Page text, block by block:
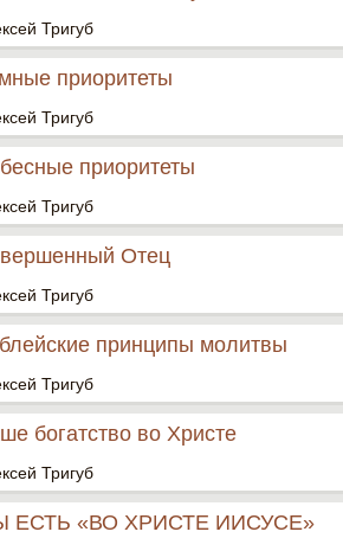
Тригуб
приоритеты
Тригуб
приоритеты
Тригуб
Отец
Тригуб
принципы молитвы
Тригуб
богатство во Христе
Тригуб
ЕСТЬ «ВО ХРИСТЕ ИИСУСЕ»